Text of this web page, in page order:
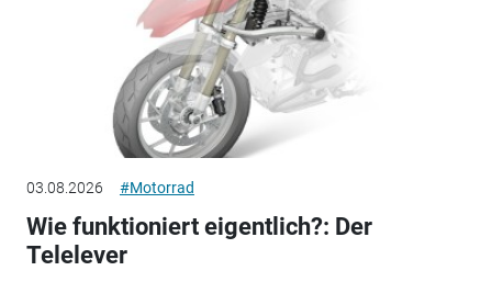
03.08.2026 #Motorrad
Wie funktioniert eigentlich?: Der
Telelever